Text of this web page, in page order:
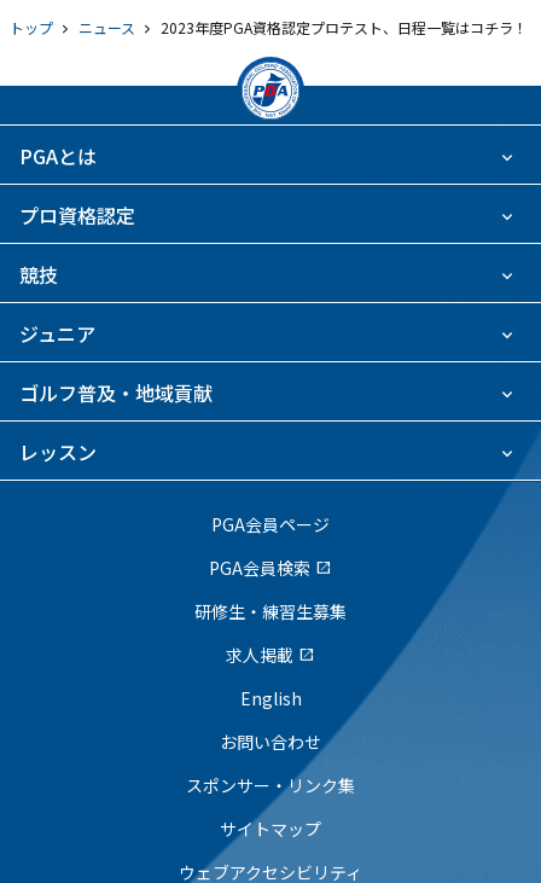
トップ ニュース 2023年度PGA資格認定プロテスト、日程一覧はコチラ！
PGAとは
プロ資格認定
競技
ジュニア
ゴルフ普及・地域貢献
レッスン
PGA会員ページ
PGA会員検索 open_in_new
研修生・練習生募集
求人掲載 open_in_new
English
お問い合わせ
スポンサー・リンク集
サイトマップ
ウェブアクセシビリティ